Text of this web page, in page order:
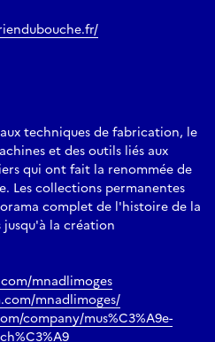
techniques de fabrication, le
et des outils liés aux
qui ont fait la renommée de
Les collections permanentes
complet de l'histoire de la
jusqu'à la création
mnadlimoges
mnadlimoges/
company/mus%C3%A9e-